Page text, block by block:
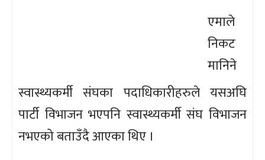
एमाले
निकट
मानिने
स्वास्थ्यकर्मी संघका पदाधिकारीहरुले यसअघि
पार्टी विभाजन भएपनि स्वास्थ्यकर्मी संघ विभाजन
नभएको बताउँदै आएका थिए ।